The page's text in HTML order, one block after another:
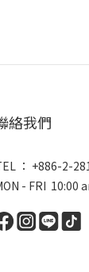
絡我們
： +886-2-
- FRI 10:00